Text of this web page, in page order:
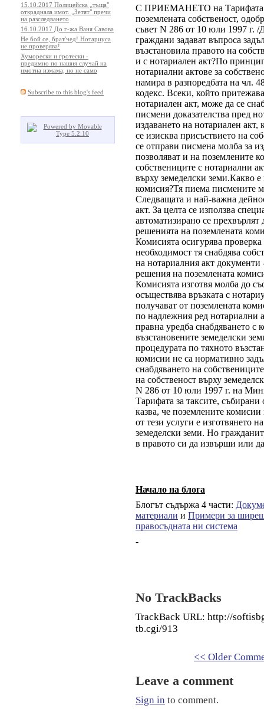
С ПРИЕМАНЕТО на Тарифата
поземлената собственост,
съвет N 286 от 10 юли 1997 г.
граждани задават въпроса
възстановила правото на
и с нотариален акт?По
нотариални актове за
намира в разпоредбата на чл.
кодекс. Всеки, който
нотариален акт, може да се
писмени доказателства пред
издаването на нотариален акт,
се изисква присъствието на
се отправи писмена молба за
позволяват и на поземлените
собствениците с нотариални
върху земеделски земи.Какво
комисия?Тя пиема писмените
Следващата и най-важна
акт. За целта се използва
автоматизирано се
решенията на поземлената
Комисията осигурява
необходимост тя снабдява
на нотариалния акт документи
решения на поземлената
Комисията изготвя молба до
осъществява връзката с
получават от поземлената
по надлежния ред нотариални
правна уредба снабдяването с
възстановените земеделски
процедурата по тяхното
комисии не са нормативно
снабдяването на
на собственост върху
N 286 от 10 юли 1997 г. на
Тарифата за таксите, събирани
казва, че поземлените
от тези услуги е изготвянето
земеделски земи. Но
в правото си да извърши или
Начало на блога
Блогът съдържа 4 части:
материали и Примери за
правосъдната ни система
-
No TrackBacks
TrackBack URL: http://
tb.cgi/913
<< Older
Leave a comment
Sign in to comment.
15.10.2017 Полицейска „тъща"
откраднала имот. „Зетят" пречи
на разследването
16.10.2017 До г-жа Ваня Савова
Не бой се, брат'чед! Нотариуса
не проверява!
Хуморески и гротески -
предимно по нашия случай на
имотна измама, но не само
Subscribe to this blog's feed